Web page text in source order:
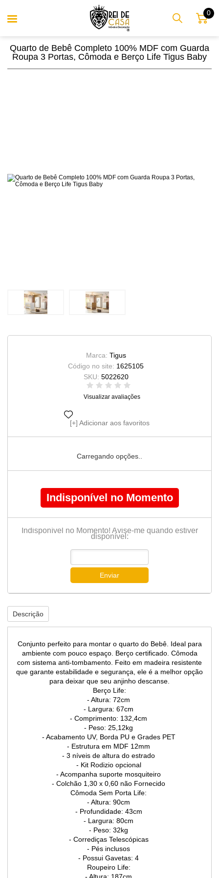
0
Quarto de Bebê Completo 100% MDF com Guarda
Roupa 3 Portas, Cômoda e Berço Life Tigus Baby
Marca: Tigus
Código no site: 1625105
SKU: 5022620
Visualizar avaliações
Adicionar aos favoritos
Carregando opções..
Indisponível no Momento
Indisponível no Momento! Avise-me quando estiver
disponível:
Enviar
Descrição
Conjunto perfeito para montar o quarto do Bebê. Ideal para
ambiente com pouco espaço. Berço certificado. Cômoda
com sistema anti-tombamento. Feito em madeira resistente
que garante estabilidade e segurança, ele é a melhor opção
para deixar que seu anjinho descanse.
Berço Life:
- Altura: 72cm
- Largura: 67cm
- Comprimento: 132,4cm
- Peso: 25,12kg
- Acabamento UV, Borda PU e Grades PET
- Estrutura em MDF 12mm
- 3 níveis de altura do estrado
- Kit Rodizio opcional
- Acompanha suporte mosquiteiro
- Colchão 1,30 x 0,60 não Fornecido
Cômoda Sem Porta Life:
- Altura: 90cm
- Profundidade: 43cm
- Largura: 80cm
- Peso: 32kg
- Corrediças Telescópicas
- Pés inclusos
- Possui Gavetas: 4
Roupeiro Life: